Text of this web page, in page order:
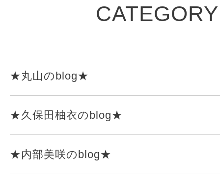
CATEGORY
★丸山のblog★
★久保田柚衣のblog★
★内部美咲のblog★